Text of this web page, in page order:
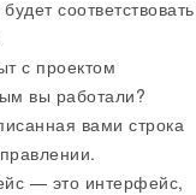
соответствовать
с проектом
вы работали?
вами строка
— это интерфейс,